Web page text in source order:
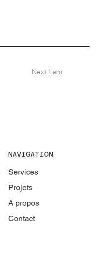
Next Item
NAVIGATION
Services
Projets
A propos
Contact